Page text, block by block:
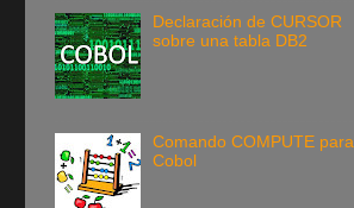
Declaración de CURSOR
sobre una tabla DB2
Comando COMPUTE para
Cobol